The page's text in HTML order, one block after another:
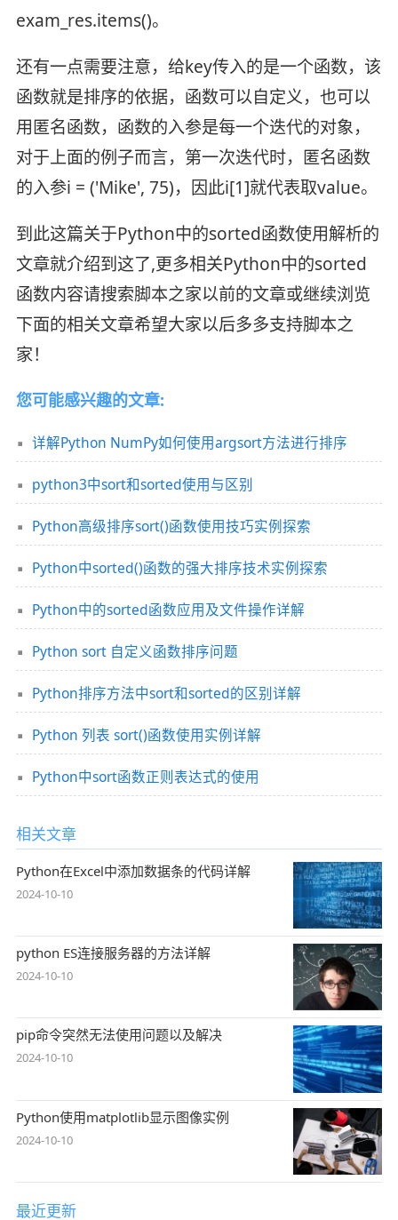
exam_res.items()。
还有一点需要注意，给key传入的是一个函数，该
函数就是排序的依据，函数可以自定义，也可以
用匿名函数，函数的入参是每一个迭代的对象，
对于上面的例子而言，第一次迭代时，匿名函数
的入参i = ('Mike', 75)，因此i[1]就代表取value。
到此这篇关于Python中的sorted函数使用解析的
文章就介绍到这了,更多相关Python中的sorted
函数内容请搜索脚本之家以前的文章或继续浏览
下面的相关文章希望大家以后多多支持脚本之
家！
您可能感兴趣的文章:
详解Python NumPy如何使用argsort方法进行排序
python3中sort和sorted使用与区别
Python高级排序sort()函数使用技巧实例探索
Python中sorted()函数的强大排序技术实例探索
Python中的sorted函数应用及文件操作详解
Python sort 自定义函数排序问题
Python排序方法中sort和sorted的区别详解
Python 列表 sort()函数使用实例详解
Python中sort函数正则表达式的使用
相关文章
Python在Excel中添加数据条的代码详解
2024-10-10
python ES连接服务器的方法详解
2024-10-10
pip命令突然无法使用问题以及解决
2024-10-10
Python使用matplotlib显示图像实例
2024-10-10
最近更新